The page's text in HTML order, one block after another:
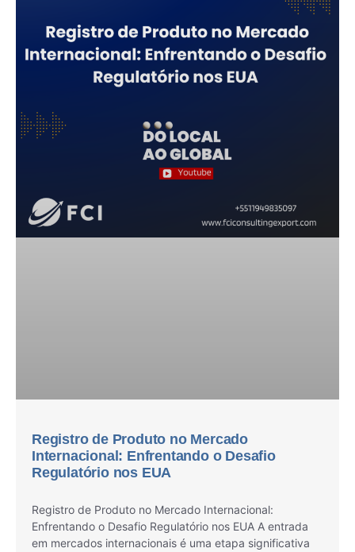
Registro de Produto no Mercado
Internacional: Enfrentando o Desafio
Regulatório nos EUA
Registro de Produto no Mercado Internacional:
Enfrentando o Desafio Regulatório nos EUA A entrada
em mercados internacionais é uma etapa significativa